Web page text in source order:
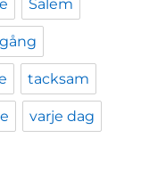
Salem
tacksam
varje dag